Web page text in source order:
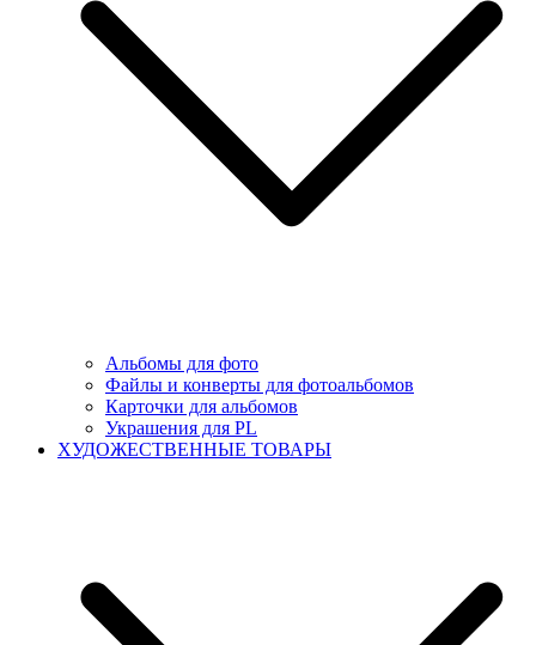
Альбомы для фото
Файлы и конверты для фотоальбомов
Карточки для альбомов
Украшения для PL
ХУДОЖЕСТВЕННЫЕ ТОВАРЫ